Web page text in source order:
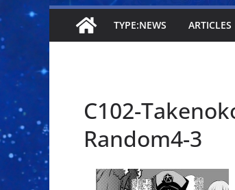
TYPE:NEWS ARTICLES
C102-
Random4-3